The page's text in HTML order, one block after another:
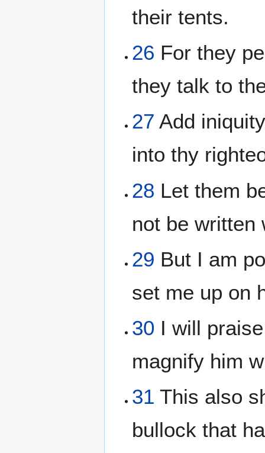
their tents.
26 For they
they talk to
27 Add
into thy
28 Let them
not be written
29 But I am
set me up on
30 I will
magnify him
31 This also
bullock that